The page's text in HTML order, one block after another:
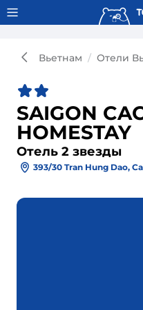
Тонкости используют
Вьетнам Отели
SAIGON
HOMESTAY
Отель 2 звезды
393/30 Tran Hung Dao,